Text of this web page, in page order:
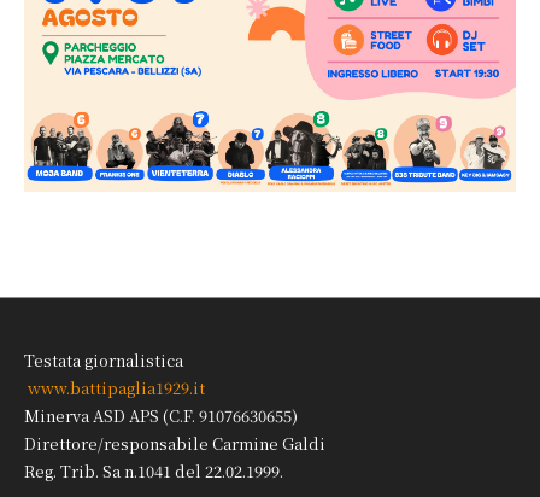
Testata giornalistica
www.battipaglia1929.it
Minerva ASD APS (C.F. 91076630655)
Direttore/responsabile Carmine Galdi
Reg. Trib. Sa n.1041 del 22.02.1999.